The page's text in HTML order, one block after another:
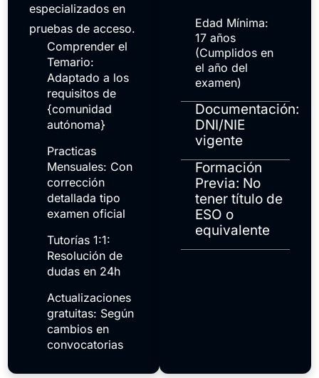
especializados en
pruebas de acceso.
Comprender el
Temario:
Adaptado a los
requisitos de
{comunidad
autónoma}
Practicas
Mensuales: Con
corrección
detallada tipo
examen oficial
Tutorías 1:1:
Resolución de
dudas en 24h
Actualizaciones
gratuitas: Según
cambios en
convocatorias
Edad Mínima:
17 años
(Cumplidos en
el año del
examen)
Documentación:
DNI/NIE
vigente
Formación
Previa: No
tener título de
ESO o
equivalente